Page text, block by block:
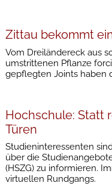
Zittau bekommt
Vom Dreiländereck aus
umstrittenen Pflanze
gepflegten Joints haben
Hochschule: Statt
Türen
Studieninteressenten
über die
(HSZG) zu informieren.
virtuellen Rundgangs.